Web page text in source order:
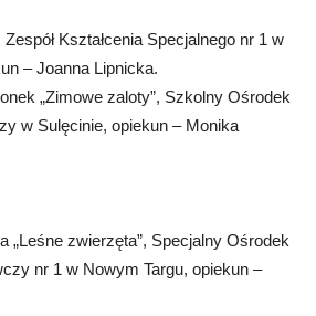
Kształcenia Specjalnego nr 1 w
– Joanna Lipnicka.
„Zimowe zaloty”, Szkolny Ośrodek
w Sulęcinie, opiekun – Monika
„Leśne zwierzęta”, Specjalny Ośrodek
nr 1 w Nowym Targu, opiekun –